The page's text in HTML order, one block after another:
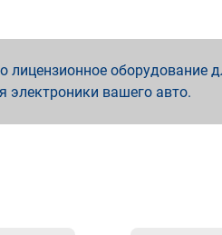
оборудование
электроники вашего авто.